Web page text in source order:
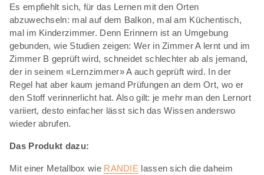
Es empfiehlt sich, für das Lernen mit den Orten
abzuwechseln: mal auf dem Balkon, mal am Küchentisch,
mal im Kinderzimmer. Denn Erinnern ist an Umgebung
gebunden, wie Studien zeigen: Wer in Zimmer A lernt und im
Zimmer B geprüft wird, schneidet schlechter ab als jemand,
der in seinem «Lernzimmer» A auch geprüft wird. In der
Regel hat aber kaum jemand Prüfungen an dem Ort, wo er
den Stoff verinnerlicht hat. Also gilt: je mehr man den Lernort
variiert, desto einfacher lässt sich das Wissen anderswo
wieder abrufen.
Das Produkt dazu:
Mit einer Metallbox wie RANDIE lassen sich die daheim